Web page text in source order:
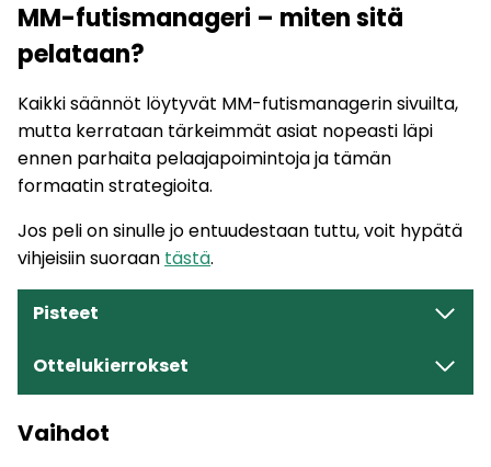
MM-futismanageri – miten sitä
pelataan?
Kaikki säännöt löytyvät MM-futismanagerin sivuilta,
mutta kerrataan tärkeimmät asiat nopeasti läpi
ennen parhaita pelaajapoimintoja ja tämän
formaatin strategioita.
Jos peli on sinulle jo entuudestaan tuttu, voit hypätä
vihjeisiin suoraan tästä.
Pisteet
Ottelukierrokset
Vaihdot